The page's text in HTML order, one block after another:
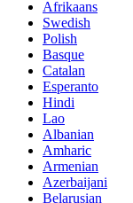
Afrikaans
Swedish
Polish
Basque
Catalan
Esperanto
Hindi
Lao
Albanian
Amharic
Armenian
Azerbaijani
Belarusian